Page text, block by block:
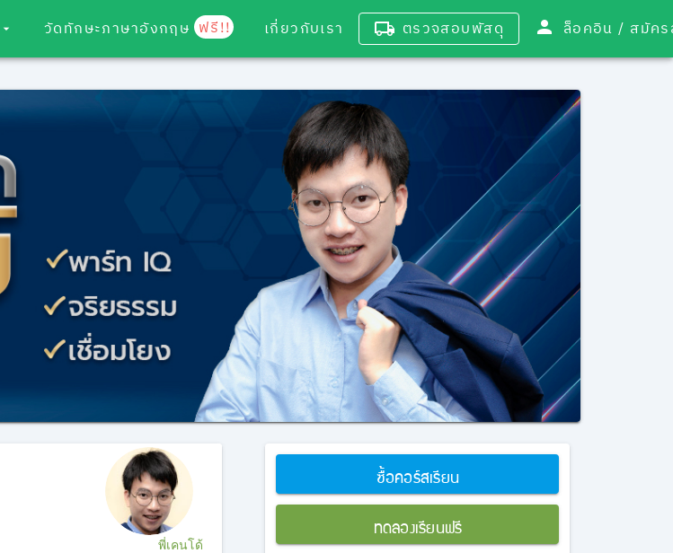
วัดทักษะภาษาอังกฤษ ฟรี!! เกี่ยวกับเรา ตรวจสอบพัสดุ ล็อคอิน /
พี่เคนโด้
ซื้อคอร์สเรียน
ทดลองเรียนฟรี